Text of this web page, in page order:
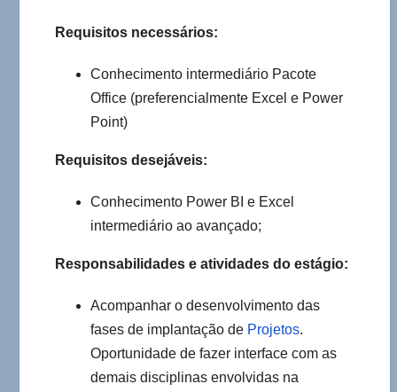
Requisitos necessários:
Conhecimento intermediário Pacote
Office (preferencialmente Excel e Power
Point)
Requisitos desejáveis:
Conhecimento Power BI e Excel
intermediário ao avançado;
Responsabilidades e atividades do estágio:
Acompanhar o desenvolvimento das
fases de implantação de Projetos.
Oportunidade de fazer interface com as
demais disciplinas envolvidas na